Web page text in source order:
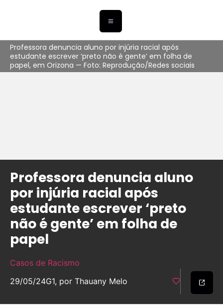
Professora denuncia aluno por injúria racial após
estudante escrever ‘preto não é gente’ em folha de
papel, em Orizona — Foto: Reprodução/Redes sociais
Professora denuncia aluno
por injúria racial após
estudante escrever ‘preto
não é gente’ em folha de
papel
Casos de Racismo
29/05/24G1, por Thauany Melo